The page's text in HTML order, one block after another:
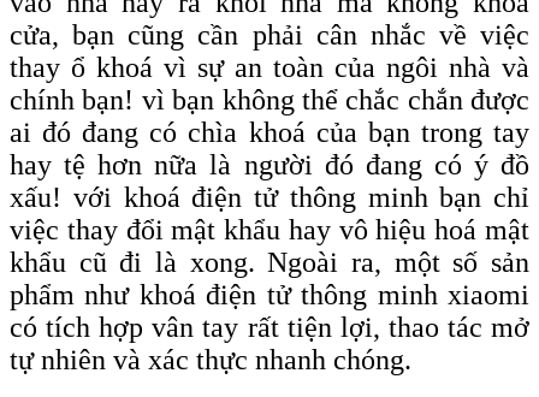
cửa, bạn cũng cần phải cân nhắc về việc
thay ổ khoá vì sự an toàn của ngôi nhà và
chính bạn! vì bạn không thể chắc chắn được
ai đó đang có chìa khoá của bạn trong tay
hay tệ hơn nữa là người đó đang có ý đồ
xấu! với khoá điện tử thông minh bạn chỉ
việc thay đổi mật khẩu hay vô hiệu hoá mật
khẩu cũ đi là xong. Ngoài ra, một số sản
phẩm như khoá điện tử thông minh xiaomi
có tích hợp vân tay rất tiện lợi, thao tác mở
tự nhiên và xác thực nhanh chóng.